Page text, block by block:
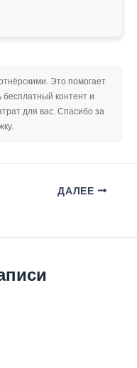
Это помогает
бесплатный контент и
для вас. Спасибо за
ДАЛЕЕ